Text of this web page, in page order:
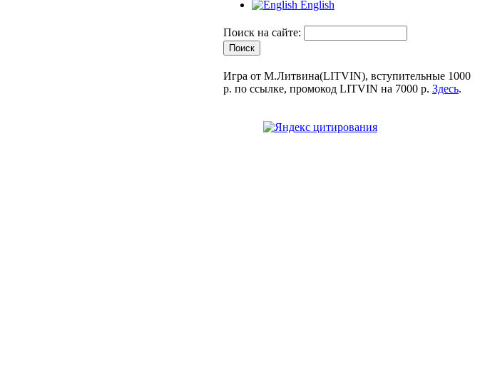
English
Поиск на сайте:
Игра от М.Литвина(LITVIN), вступительные 1000
р. по ссылке, промокод LITVIN на 7000 р. Здесь.